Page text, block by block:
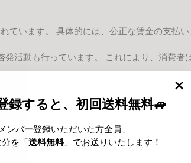
録すると、初回送料無料🚙
ンバー登録いただいた方全員、
を「送料無料」でお送りいたします！
います。 具体的には、公正な賃金の支払
活動も行っています。 これにより、消費
のような取り組みは、単なる製品提供に留